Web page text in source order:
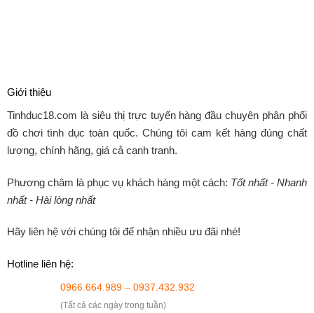
Giới thiệu
Tinhduc18.com là siêu thị trực tuyến hàng đầu chuyên phân phối
đồ chơi tình dục toàn quốc. Chúng tôi cam kết hàng đúng chất
lượng, chính hãng, giá cả cạnh tranh.
Phương châm là phục vụ khách hàng một cách: Tốt nhất - Nhanh
nhất - Hài lòng nhất
Hãy liên hệ với chúng tôi để nhận nhiều ưu đãi nhé!
Hotline liên hệ:
0966.664.989 – 0937.432.932
(Tất cả các ngày trong tuần)